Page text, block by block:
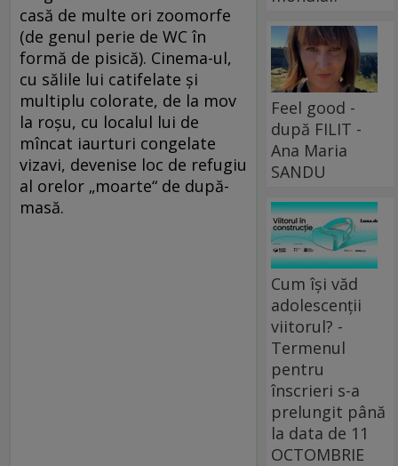
casă de multe ori zoomorfe
(de genul perie de WC în
formă de pisică). Cinema-ul,
cu sălile lui catifelate şi
multiplu colorate, de la mov
la roşu, cu localul lui de
mîncat iaurturi congelate
vizavi, devenise loc de refugiu
al orelor „moarte“ de după-
masă.
Feel good -
după FILIT -
Ana Maria
SANDU
Cum își văd
adolescenții
viitorul? -
Termenul
pentru
înscrieri s-a
prelungit până
la data de 11
OCTOMBRIE